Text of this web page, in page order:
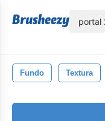
Fundo Textura